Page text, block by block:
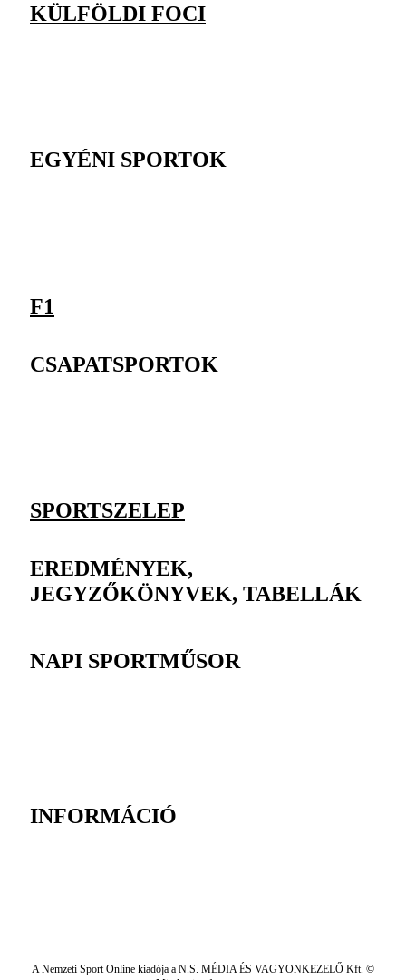
KÜLFÖLDI FOCI
EGYÉNI SPORTOK
F1
CSAPATSPORTOK
SPORTSZELEP
EREDMÉNYEK,
JEGYZŐKÖNYVEK, TABELLÁK
NAPI SPORTMŰSOR
INFORMÁCIÓ
A Nemzeti Sport Online kiadója a N.S. MÉDIA ÉS VAGYONKEZELŐ Kft. ©